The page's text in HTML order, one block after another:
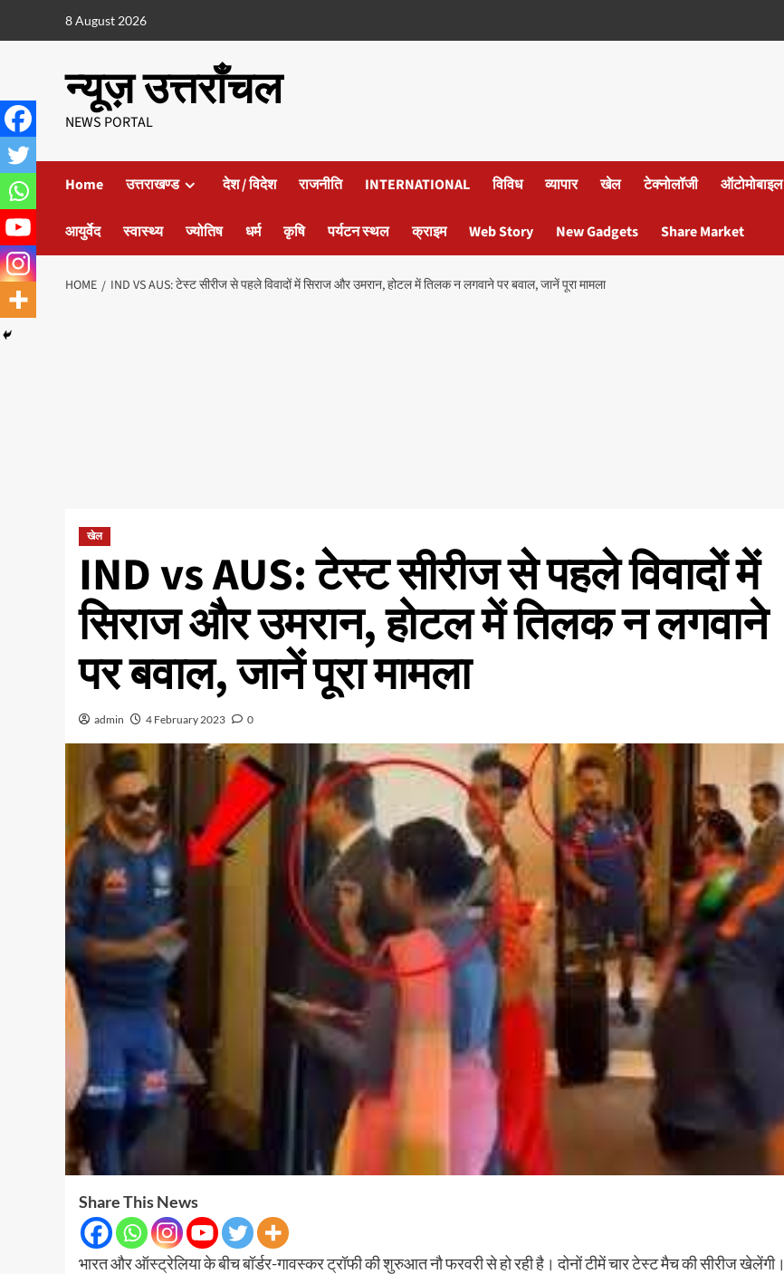
8 August 2026
न्यूज़ उत्तराँचल
NEWS PORTAL
Home उत्तराखण्ड देश / विदेश राजनीति INTERNATIONAL विविध व्यापार खेल टेक्नोलॉजी ऑटोमोबाइल
आयुर्वेद स्वास्थ्य ज्योतिष धर्म कृषि पर्यटन स्थल क्राइम Web Story New Gadgets Share Market
HOME IND VS AUS: टेस्ट सीरीज से पहले विवादों में सिराज और उमरान, होटल में तिलक न लगवाने पर बवाल, जानें पूरा मामला
खेल
IND vs AUS: टेस्ट सीरीज से पहले विवादों में
सिराज और उमरान, होटल में तिलक न लगवाने
पर बवाल, जानें पूरा मामला
admin 4 February 2023 0
Share This News
भारत और ऑस्ट्रेलिया के बीच बॉर्डर-गावस्कर ट्रॉफी की शुरुआत नौ फरवरी से हो रही है। दोनों टीमें चार टेस्ट मैच की सीरीज खेलेंगी।